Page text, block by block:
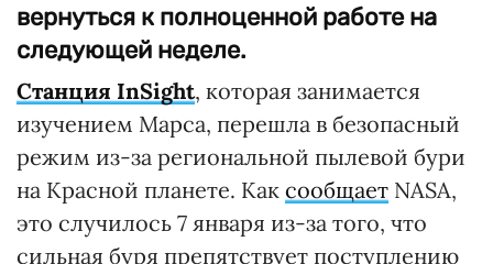
вернуться к полноценной работе на
следующей неделе.
Станция InSight, которая занимается
изучением Марса, перешла в безопасный
режим из-за региональной пылевой бури
на Красной планете. Как сообщает NASA,
это случилось 7 января из-за того, что
сильная буря препятствует поступлению